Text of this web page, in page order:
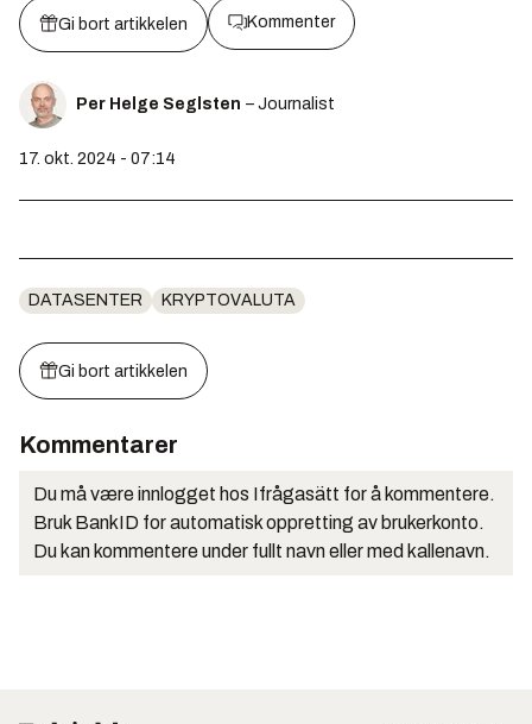
Gi bort artikkelen Kommenter
Per Helge Seglsten – Journalist
17. okt. 2024 - 07:14
DATASENTER KRYPTOVALUTA
Gi bort artikkelen
Kommentarer
Du må være innlogget hos Ifrågasätt for å kommentere.
Bruk BankID for automatisk oppretting av brukerkonto.
Du kan kommentere under fullt navn eller med kallenavn.